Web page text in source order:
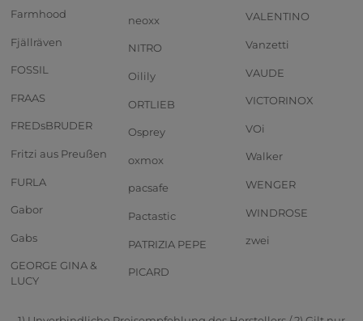
Farmhood
Fjällräven
FOSSIL
FRAAS
FREDsBRUDER
Fritzi aus Preußen
FURLA
Gabor
Gabs
GEORGE GINA &
LUCY
neoxx
NITRO
Oilily
ORTLIEB
Osprey
oxmox
pacsafe
Pactastic
PATRIZIA PEPE
PICARD
VALENTINO
Vanzetti
VAUDE
VICTORINOX
VOi
Walker
WENGER
WINDROSE
zwei